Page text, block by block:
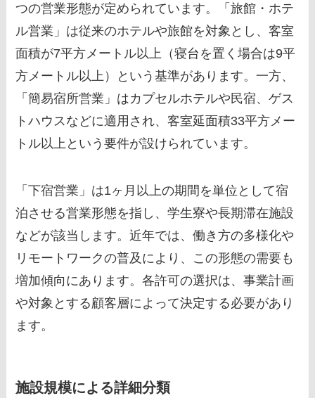
つの営業形態が定められています。「旅館・ホテ
ル営業」は従来のホテルや旅館を対象とし、客室
面積が7平方メートル以上（寝台を置く場合は9平
方メートル以上）という基準があります。一方、
「簡易宿所営業」はカプセルホテルや民宿、ゲス
トハウスなどに適用され、客室延面積33平方メー
トル以上という要件が設けられています。
「下宿営業」は1ヶ月以上の期間を単位として宿
泊させる営業形態を指し、学生寮や長期滞在施設
などが該当します。近年では、働き方の多様化や
リモートワークの普及により、この形態の需要も
増加傾向にあります。各許可の選択は、事業計画
や対象とする顧客層によって決定する必要があり
ます。
施設規模による詳細分類